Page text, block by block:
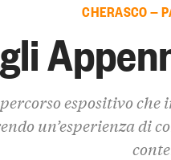
CHERASCO —
espositivo
un’esperienza di